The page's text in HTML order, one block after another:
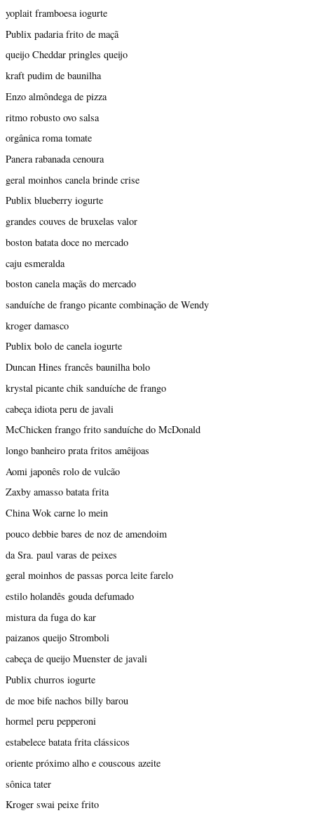
yoplait framboesa iogurte
Publix padaria frito de maçã
queijo Cheddar pringles queijo
kraft pudim de baunilha
Enzo almôndega de pizza
ritmo robusto ovo salsa
orgânica roma tomate
Panera rabanada cenoura
geral moinhos canela brinde crise
Publix blueberry iogurte
grandes couves de bruxelas valor
boston batata doce no mercado
caju esmeralda
boston canela maçãs do mercado
sanduíche de frango picante combinação de Wendy
kroger damasco
Publix bolo de canela iogurte
Duncan Hines francês baunilha bolo
krystal picante chik sanduíche de frango
cabeça idiota peru de javali
McChicken frango frito sanduíche do McDonald
longo banheiro prata fritos amêijoas
Aomi japonês rolo de vulcão
Zaxby amasso batata frita
China Wok carne lo mein
pouco debbie bares de noz de amendoim
da Sra. paul varas de peixes
geral moinhos de passas porca leite farelo
estilo holandês gouda defumado
mistura da fuga do kar
paizanos queijo Stromboli
cabeça de queijo Muenster de javali
Publix churros iogurte
de moe bife nachos billy barou
hormel peru pepperoni
estabelece batata frita clássicos
oriente próximo alho e couscous azeite
sônica tater
Kroger swai peixe frito